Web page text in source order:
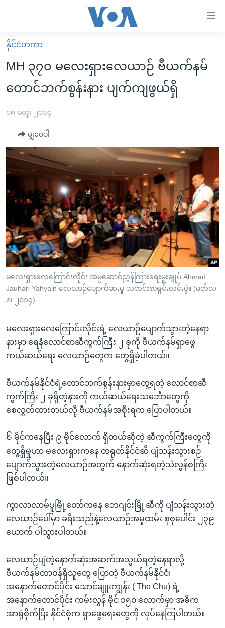
လွယ်ကူ
စေ
များ
အကြောင်းအရာ
သို့
ကျော်
ရန်
အ
ညွန်း
စာမျက်နှာ
သို့
နေရာ
ကျော်
မူလစာမျက်နှာ
မြန်မာ
ကမ္ဘာ့သတင်းများ
အစ္စရေး-ပါလက်စတိုင်း
ရပ်ဝန်းတခု လမ်းတခု အလွန်
အင်္ဂလိပ်စာလေ့လာမယ်
အမေရိကန်သုံးအီဒီယံ
မကြေးမုံရဲ့ အင်္ဂလိပ်စာ
ရုပ်ရှင်ထဲက အင်္ဂလိပ်စာ
သုတပဒေသာ အင်္ဂလိပ်စာ
အပတ်စဉ်ကဏ္ဍများ
ရေဒီယို
တီဗွီ
ရေဒီယိုနှင့်ရုပ်သံ အချက်အလက်များ
ရေဒီယို/တီဗွီအစီအစဉ်
Learning English
ဗွီအိုအေ လူမှုကွန်ယက်များ
နိုင်ငံတကာ
MH ၃၇၀ မလေးရှားလေယာဉ် ဗီယက်နမ်
တောင်ဘက်စွန်းနား ပျက်ကျဖွယ်ရှိ
၀၈ မတ္၊ ၂၀၁၄
မျှဝေပါ
မလေးရှားလေကြောင်းလိုင်း အမှုဆောင်ညွှန်ကြားရေးမှူးချုပ် Ahmad
Jauhari Yahyain လေယာဉ်ပျောက်ဆုံးမှု သတင်းစာရှင်းလင်းပွဲ။ (မတ်လ
၈၊ ၂၀၁၄)
မလေးရှားလေကြောင်းလိုင်းရဲ့ လေယာဉ်ပျောက်သွားတဲ့နေရာ
နားမှာ ရေနံလောင်စာဆီကွက်ကြီး ၂ ခုကို ဗီယက်နမ်ရှာဖွေ
ကယ်ဆယ်ရေး လေယာဉ်တွေက တွေ့ရှိခဲ့ပါတယ်။
ဗီယက်နမ်နိုင်ငံရဲ့တောင်ဘက်စွန်းနားမှာတွေ့ရတဲ့ လောင်စာဆီ
ကွက်ကြီး ၂ ခုရှိတဲ့နားကို ကယ်ဆယ်ရေးသင်္ဘောတွေကို
စေလွှတ်ထားတယ်လို့ ဗီယက်နမ်အစိုးရက ပြောပါတယ်။
၆ မိုင်ကနေပြီး ၉ မိုင်လောက် ရှိတယ်ဆိုတဲ့ ဆီကွက်ကြီးတွေကို
တွေ့ရှိမှုဟာ မလေးရှားကနေ တရုတ်နိုင်ငံဆီ ပျံသန်းသွားစဉ်
ပျောက်သွားတဲ့လေယာဉ်အတွက် နောက်ဆုံးရတဲ့သဲလွန်စကြီး
ဖြစ်ပါတယ်။
ကွာလာလာမ်ပူမြို့တော်ကနေ ဘေဂျင်းမြို့ဆီကို ပျံသန်းသွားတဲ့
လေယာဉ်ပေါ်မှာ ခရီးသည်နဲ့လေယာဉ်အမှုထမ်း စုစုပေါင်း ၂၃၉
ယောက် ပါသွားပါတယ်။
လေယာဉ်ပျံတဲ့နောက်ဆုံးအဆက်အသွယ်ရတဲ့နေရာလို့
ဗီယက်နမ်တာဝန်ရှိသူတွေ ပြောတဲ့ ဗီယက်နမ်နိုင်ငံ၊
အနောက်တောင်ပိုင်း သောင်ချူးကျွန်း ( Tho Chu) ရဲ့
အနောက်တောင်ပိုင်း ကမ်းလွန် မိုင် ၁၅၀ လောက်မှာ အဓိက
အာရုံစိုက်ပြီး နိုင်ငံစုံက ရှာဖွေရေးတွေကို လုပ်နေကြပါတယ်။